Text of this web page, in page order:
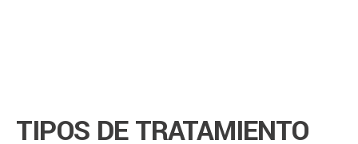
TIPOS DE TRATAMIENTO